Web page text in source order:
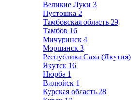
Великие Луки 3
Пустошка 2
Тамбовская область 29
Тамбов 16
Мичуринск 4
Моршанск 3
Республика Саха (Якутия)
Якутск 16
Нюрба 1
Вилюйск 1
Курская область 28